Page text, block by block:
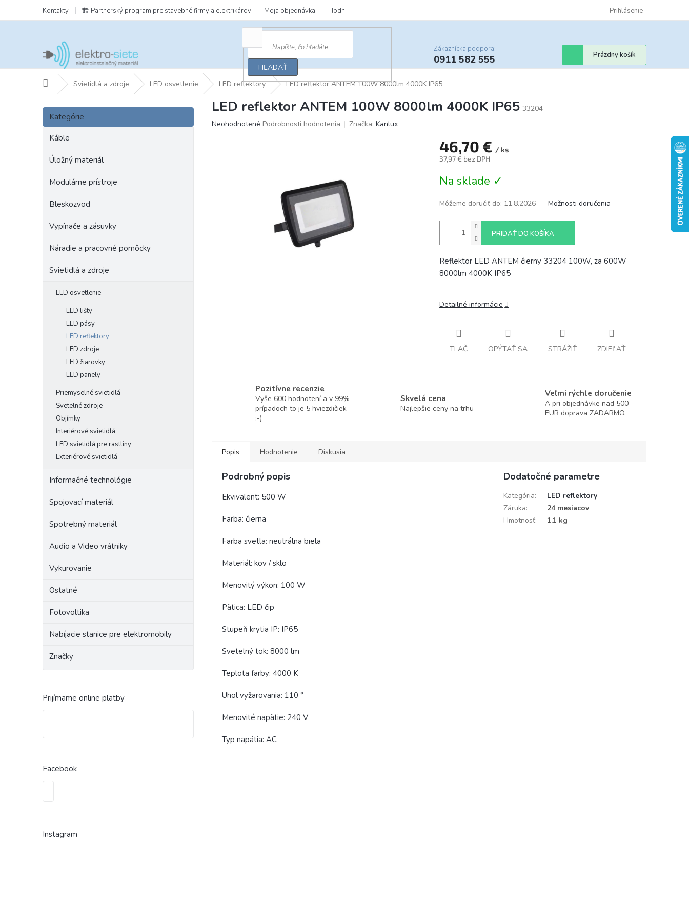
obsah
Kontakty 🏗️ Partnerský program pre stavebné firmy a elektrikárov Moja objednávka Hodnotenie obchodu Obchodné podmienky
Prihlásenie
HĽADAŤ
Zákaznícka podpora:
0911 582 555
Nákupný
košík
Prázdny košík
DomovSvietidlá a zdroje LED osvetlenie LED reflektory LED reflektor ANTEM 100W 8000lm 4000K IP65
B
č
Preskočiť
kategórie
Kategórie
Káble
Úložný materiál
Modulárne prístroje
Bleskozvod
Vypínače a zásuvky
Náradie a pracovné pomôcky
Svietidlá a zdroje
LED osvetlenie
LED lišty
LED pásy
LED reflektory
LED zdroje
LED žiarovky
LED panely
Priemyselné svietidlá
Svetelné zdroje
Objímky
Interiérové svietidlá
LED svietidlá pre rastliny
Exteriérové svietidlá
Informačné technológie
Spojovací materiál
Spotrebný materiál
Audio a Video vrátniky
Vykurovanie
Ostatné
Fotovoltika
Nabíjacie stanice pre elektromobily
Značky
Prijímame online platby
Facebook
Instagram
LED reflektor ANTEM 100W 8000lm 4000K IP65 33204
Priemerné
Neohodnotené Podrobnosti hodnotenia Značka: Kanlux
46,70 € / ks
37,97 € bez DPH
cena:
Na sklade ✓
Môžeme doručiť do: 11.8.2026 Možnosti doručenia
PRIDAŤ DO KOŠÍKA
Reflektor LED ANTEM čierny 33204 100W, za 600W
8000lm 4000K IP65
Detailné informácie
TLAČ OPÝTAŤ SA STRÁŽIŤ ZDIEĽAŤ
Pozitívne recenzie
Vyše 600 hodnotení a v 99%
prípadoch to je 5 hviezdičiek
:-)
Skvelá cena
Najlepšie ceny na trhu
Veľmi rýchle doručenie
A pri objednávke nad 500
EUR doprava ZADARMO.
Popis Hodnotenie Diskusia
Podrobný popis
Ekvivalent: 500 W
Farba: čierna
Farba svetla: neutrálna biela
Materiál: kov / sklo
Menovitý výkon: 100 W
Pätica: LED čip
Stupeň krytia IP: IP65
Svetelný tok: 8000 lm
Teplota farby: 4000 K
Uhol vyžarovania: 110 °
Menovité napätie: 240 V
Typ napätia: AC
Dodatočné parametre
Kategória:
LED reflektory
Záruka:
24 mesiacov
Hmotnosť: 1.1 kg